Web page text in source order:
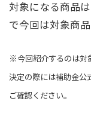
対象になる商品
で今回は対象商
※今回紹介するのは対
決定の際には補助金公
ご確認ください。